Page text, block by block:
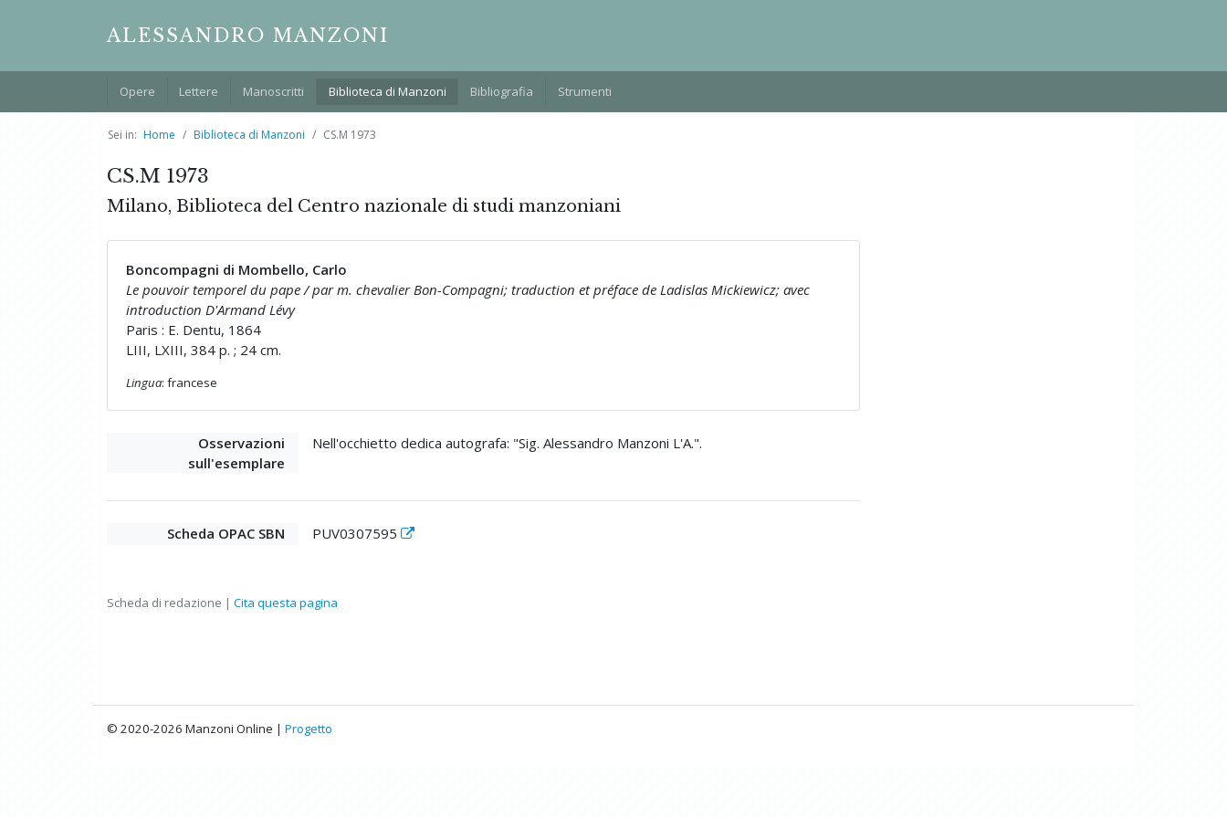
ALESSANDRO MANZONI
Opere Lettere Manoscritti Biblioteca di Manzoni Bibliografia Strumenti
Sei in: Home Biblioteca di Manzoni CS.M 1973
CS.M 1973
Milano, Biblioteca del Centro nazionale di studi manzoniani
Boncompagni di Mombello, Carlo
Le pouvoir temporel du pape / par m. chevalier Bon-Compagni; traduction et préface de Ladislas Mickiewicz; avec
introduction D'Armand Lévy
Paris : E. Dentu, 1864
LIII, LXIII, 384 p. ; 24 cm.
Lingua: francese
Osservazioni
sull'esemplare
Nell'occhietto dedica autografa: "Sig. Alessandro Manzoni L'A.".
Scheda OPAC SBN PUV0307595
Scheda di redazione | Cita questa pagina
© 2020-2026 Manzoni Online | Progetto